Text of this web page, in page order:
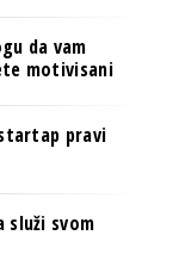
da vam
motivisani
pravi
služi svom